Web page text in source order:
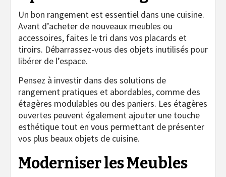
Un bon rangement est essentiel dans une cuisine.
Avant d’acheter de nouveaux meubles ou
accessoires, faites le tri dans vos placards et
tiroirs. Débarrassez-vous des objets inutilisés pour
libérer de l’espace.
Pensez à investir dans des solutions de
rangement pratiques et abordables, comme des
étagères modulables ou des paniers. Les étagères
ouvertes peuvent également ajouter une touche
esthétique tout en vous permettant de présenter
vos plus beaux objets de cuisine.
Moderniser les Meubles